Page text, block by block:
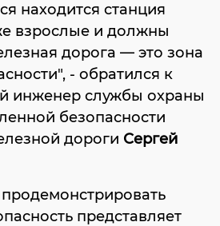
находится станция
взрослые и должны
дорога — это зона
- обратился к
инженер службы охраны
безопасности
дороги Сергей
представляет